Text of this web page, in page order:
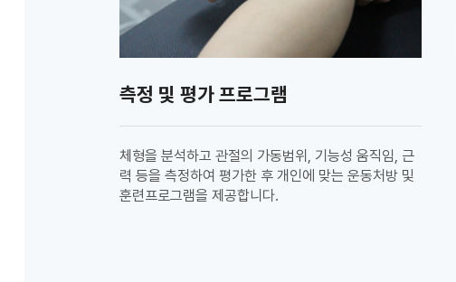
측정 및 평가 프로그램
체형을 분석하고 관절의 가동범위, 기능성 움직임, 근
력 등을 측정하여 평가한 후 개인에 맞는 운동처방 및
훈련프로그램을 제공합니다.